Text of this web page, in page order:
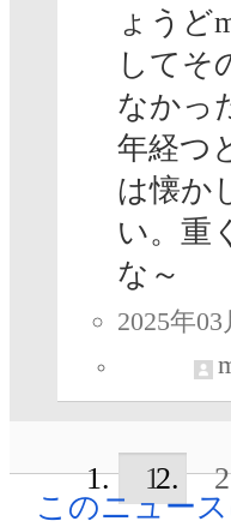
ょうど
してそ
なかっ
年経つ
は懐か
い。重
な～
2025年
1 2
このニュー